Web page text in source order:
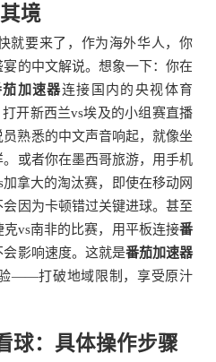
境
就要来了，作为海外华人，你
的中文解说。想象一下：你在
茄加速器连接国内的央视体育
开新西兰vs埃及的小组赛直播
熟悉的中文声音响起，就像坐
或者你在墨西哥旅游，用手机
拿大的淘汰赛，即使在移动网
因为卡顿错过关键进球。甚至
vs南非的比赛，用平板连接番
影响速度。这就是番茄加速器
——打破地域限制，享受原汁
球：具体操作步骤